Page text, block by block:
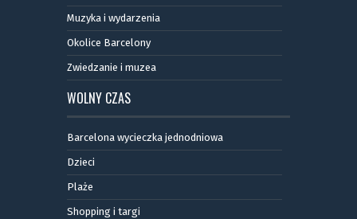
Muzyka i wydarzenia
Okolice Barcelony
Zwiedzanie i muzea
WOLNY CZAS
Barcelona wycieczka jednodniowa
Dzieci
Plaże
Shopping i targi